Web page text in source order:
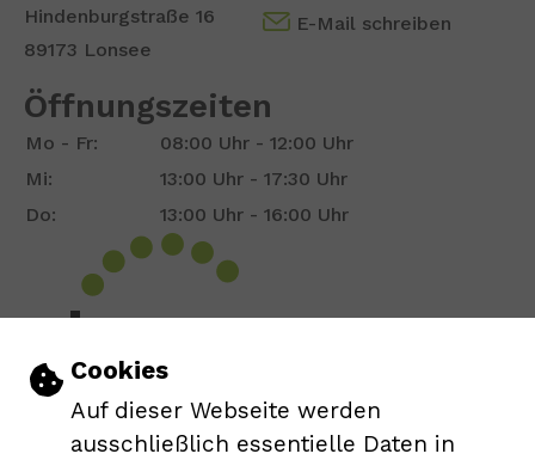
Einstellungen zu Cookies und
Cookies
Auf dieser Webseite werden
ausschließlich essentielle Daten in
Hindenburgstraße 16
89173 Lonsee
E-Mail schreiben
Öffnungszeiten
Mo - Fr:
08:00 Uhr - 12:00 Uhr
Mi:
13:00 Uhr - 17:30 Uhr
Do:
13:00 Uhr - 16:00 Uhr
Show larger version for:
Leichte Sprache